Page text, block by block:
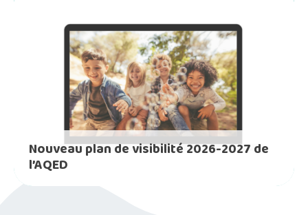
Nouveau plan de visibilité 2026-2027 de
l’AQED